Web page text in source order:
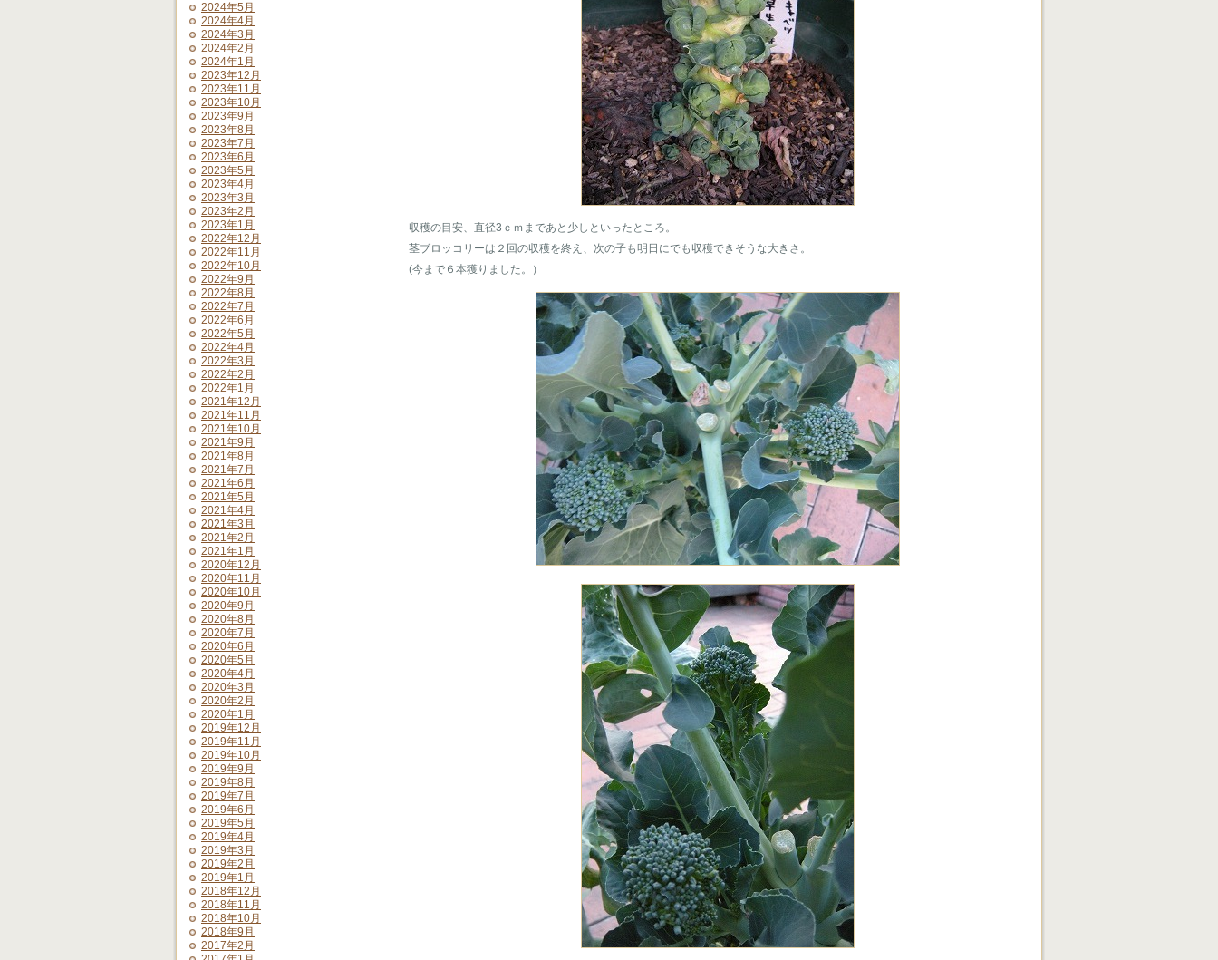
2024年5月
2024年4月
2024年3月
2024年2月
2024年1月
2023年12月
2023年11月
2023年10月
2023年9月
2023年8月
2023年7月
2023年6月
2023年5月
2023年4月
2023年3月
2023年2月
2023年1月
2022年12月
2022年11月
2022年10月
2022年9月
2022年8月
2022年7月
2022年6月
2022年5月
2022年4月
2022年3月
2022年2月
2022年1月
2021年12月
2021年11月
2021年10月
2021年9月
2021年8月
2021年7月
2021年6月
2021年5月
2021年4月
2021年3月
2021年2月
2021年1月
2020年12月
2020年11月
2020年10月
2020年9月
2020年8月
2020年7月
2020年6月
2020年5月
2020年4月
2020年3月
2020年2月
2020年1月
2019年12月
2019年11月
2019年10月
2019年9月
2019年8月
2019年7月
2019年6月
2019年5月
2019年4月
2019年3月
2019年2月
2019年1月
2018年12月
2018年11月
2018年10月
2018年9月
2017年2月
収穫の目安、直径3ｃｍまであと少しといったところ。
茎ブロッコリーは２回の収穫を終え、次の子も明日にでも収穫できそうな大きさ。
(今まで６本獲りました。）